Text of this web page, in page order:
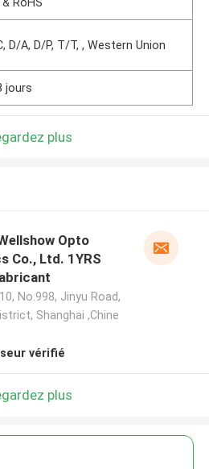
D/A, D/P, T/T, , Western Union
jours
plus
Opto
Co., Ltd. 1YRS
No.998, Jinyu Road,
Shanghai ,Chine
vérifié
plus